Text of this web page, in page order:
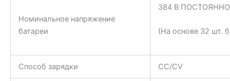
Номинальное напряжение
батареи
384 В
(На основе 32 шт.
Способ зарядки CC/CV